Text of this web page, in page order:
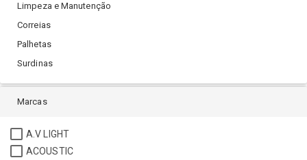
Limpeza e Manutenção
Correias
Palhetas
Surdinas
Marcas
A.V LIGHT
ACOUSTIC